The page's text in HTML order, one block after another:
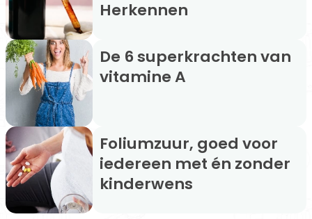
Herkennen
De 6 superkrachten van
vitamine A
Foliumzuur, goed voor
iedereen met én zonder
kinderwens